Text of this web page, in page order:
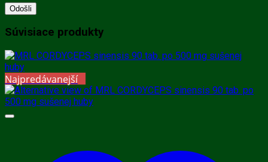
Súvisiace produkty
Najpredávanejší